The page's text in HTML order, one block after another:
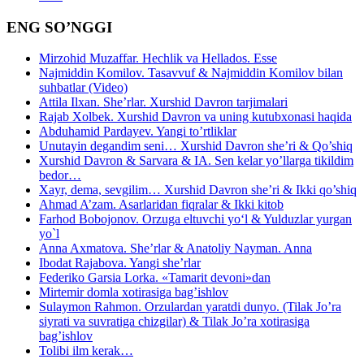
ENG SO’NGGI
Mirzohid Muzaffar. Hechlik va Hellados. Esse
Najmiddin Komilov. Tasavvuf & Najmiddin Komilov bilan
suhbatlar (Video)
Attila Ilxan. She’rlar. Xurshid Davron tarjimalari
Rajab Xolbek. Xurshid Davron va uning kutubxonasi haqida
Abduhamid Pardayev. Yangi to’rtliklar
Unutayin degandim seni… Xurshid Davron she’ri & Qo’shiq
Xurshid Davron & Sarvara & IA. Sen kelar yo’llarga tikildim
bedor…
Xayr, dema, sevgilim… Xurshid Davron she’ri & Ikki qo’shiq
Ahmad A’zam. Asarlaridan fiqralar & Ikki kitob
Farhod Bobojonov. Orzuga eltuvchi yo‘l & Yulduzlar yurgan
yo`l
Anna Axmatova. She’rlar & Anatoliy Nayman. Anna
Ibodat Rajabova. Yangi she’rlar
Federiko Garsia Lorka. «Tamarit devoni»dan
Mirtemir domla xotirasiga bag’ishlov
Sulaymon Rahmon. Orzulardan yaratdi dunyo. (Tilak Jo’ra
siyrati va suvratiga chizgilar) & Tilak Jo’ra xotirasiga
bag’ishlov
Tolibi ilm kerak…